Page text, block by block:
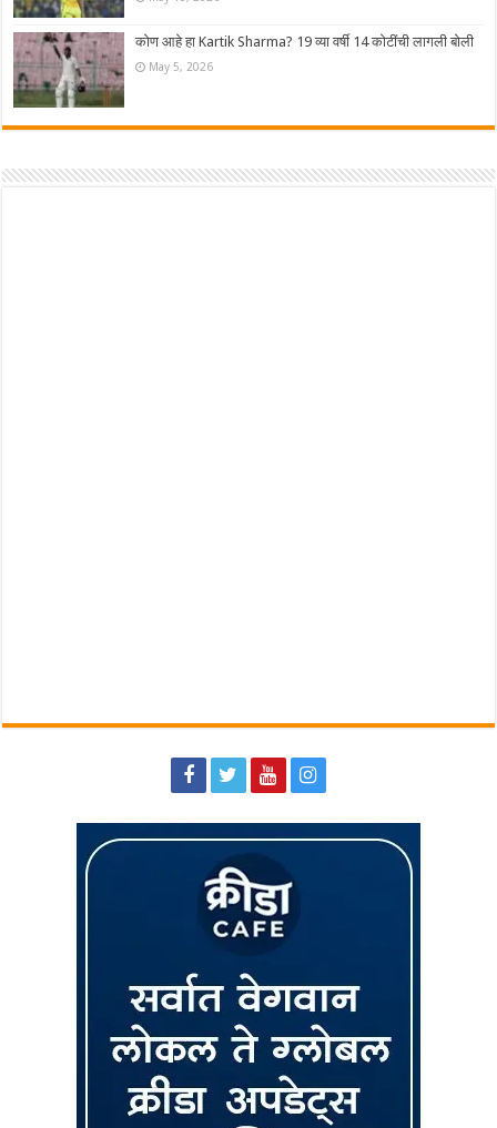
कोण आहे हा Kartik Sharma? 19 व्या वर्षी 14 कोटींची लागली बोली
May 5, 2026